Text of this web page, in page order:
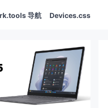
导航 Devices.css